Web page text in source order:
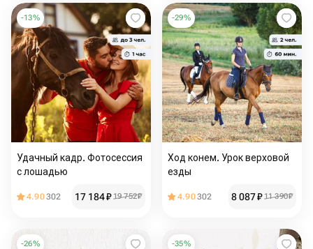
-13%
Удачный кадр. Фотосессия
с лошадью
4.90302 17 184₽ 19 752₽
-29%
Ход конем. Урок верховой
езды
4.90302 8 087₽ 11 390₽
-26% -35%